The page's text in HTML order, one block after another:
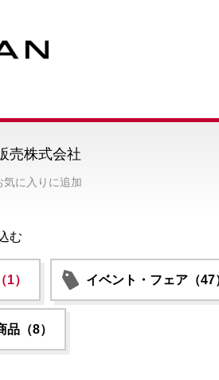
気に入りに追加
売株式会社
む
） イベント・フェア（47
品（8）